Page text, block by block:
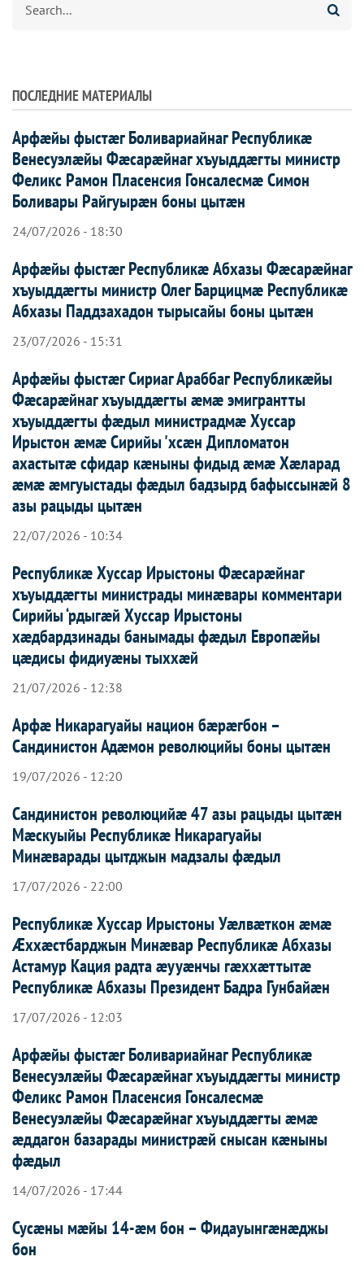
ПОСЛЕДНИЕ МАТЕРИАЛЫ
Арфæйы фыстæг Боливариайнаг Республикæ
Венесуэлæйы Фæсарæйнаг хъуыддæгты министр
Феликс Рамон Пласенсия Гонсалесмæ Симон
Боливары Райгуырæн боны цытæн
24/07/2026 - 18:30
Арфæйы фыстæг Республикæ Абхазы Фæсарæйнаг
хъуыддæгты министр Олег Барцицмæ Республикæ
Абхазы Паддзахадон тырысайы боны цытæн
23/07/2026 - 15:31
Арфæйы фыстæг Сириаг Араббаг Республикæйы
Фæсарæйнаг хъуыддæгты æмæ эмигрантты
хъуыддæгты фæдыл министрадмæ Хуссар
Ирыстон æмæ Сирийы 'хсæн Дипломатон
ахастытæ сфидар кæныны фидыд æмæ Хæларад
æмæ æмгуыстады фæдыл бадзырд бафыссынæй 8
азы рацыды цытæн
22/07/2026 - 10:34
Республикæ Хуссар Ирыстоны Фæсарæйнаг
хъуыддæгты министрады минæвары комментари
Сирийы ‘рдыгæй Хуссар Ирыcтоны
хæдбардзинады банымады фæдыл Европæйы
цæдисы фидиуæны тыххæй
21/07/2026 - 12:38
Арфæ Никарагуайы национ бæрæгбон –
Сандинистон Адæмон революцийы боны цытæн
19/07/2026 - 12:20
Сандинистон революцийæ 47 азы рацыды цытæн
Мæскуыйы Республикæ Никарагуайы
Минæварады цытджын мадзалы фæдыл
17/07/2026 - 22:00
Республикæ Хуссар Ирыстоны Уæлвæткон æмæ
Æххæстбарджын Минæвар Республикæ Абхазы
Астамур Кация радта æууæнчы гæххæттытæ
Республикæ Абхазы Президент Бадра Гунбайæн
17/07/2026 - 12:03
Арфæйы фыстæг Боливариайнаг Республикæ
Венесуэлæйы Фæсарæйнаг хъуыддæгты министр
Феликс Рамон Пласенсия Гонсалесмæ
Венесуэлæйы Фæсарæйнаг хъуыддæгты æмæ
æддагон базарады министрæй снысан кæныны
фæдыл
14/07/2026 - 17:44
Сусæны мæйы 14-æм бон – Фидауынгæнæджы
бон